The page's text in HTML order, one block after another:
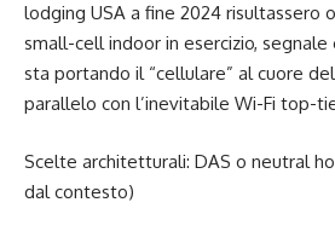
lodging USA a fine 2024 risultassero
small-cell indoor in esercizio, segnale
sta portando il “cellulare” al cuore
parallelo con l’inevitabile Wi-Fi top-
Scelte architetturali: DAS o neutral
dal contesto)